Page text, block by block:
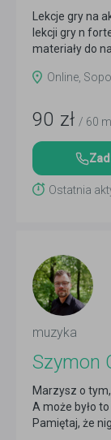
Lekcje gry na
lekcji gry n
materiały do
Online,
90 zł / 60
Ostatnia
muzyka
Szymon
Marzysz o
A może było
Pamiętaj, że